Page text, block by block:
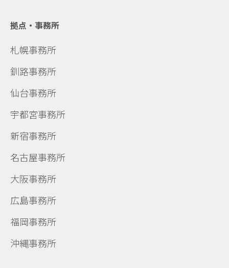
拠点・事務所
札幌事務所
釧路事務所
仙台事務所
宇都宮事務所
新宿事務所
名古屋事務所
大阪事務所
広島事務所
福岡事務所
沖縄事務所